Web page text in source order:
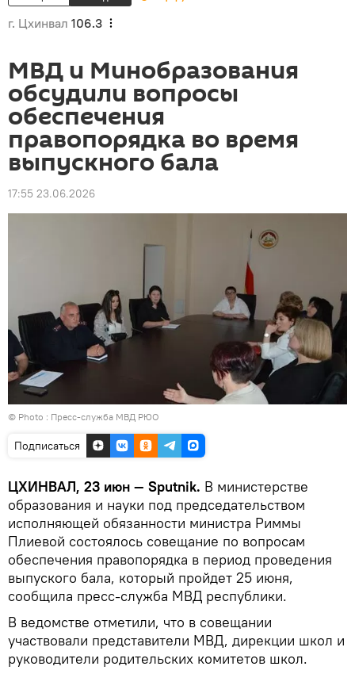
г. Цхинвал 106.3
МВД и Минобразования
обсудили вопросы
обеспечения
правопорядка во время
выпускного бала
17:55 23.06.2026
© Photo : Пресс-служба МВД РЮО
Подписаться
ЦХИНВАЛ, 23 июн — Sputnik. В министерстве
образования и науки под председательством
исполняющей обязанности министра Риммы
Плиевой состоялось совещание по вопросам
обеспечения правопорядка в период проведения
выпуского бала, который пройдет 25 июня,
сообщила пресс-служба МВД республики.
В ведомстве отметили, что в совещании
участвовали представители МВД, дирекции школ и
руководители родительских комитетов школ.